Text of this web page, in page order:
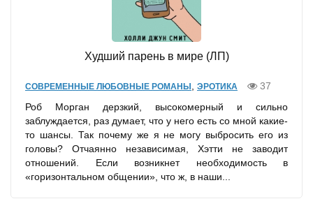
Худший парень в мире (ЛП)
СОВРЕМЕННЫЕ ЛЮБОВНЫЕ РОМАНЫ ЭРОТИКА
37
Роб Морган дерзкий, высокомерный и сильно
заблуждается, раз думает, что у него есть со мной какие-
то шансы. Так почему же я не могу выбросить его из
головы? Отчаянно независимая, Хэтти не заводит
отношений. Если возникнет необходимость в
«горизонтальном общении», что ж, в наши...